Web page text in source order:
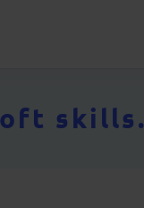
skills.